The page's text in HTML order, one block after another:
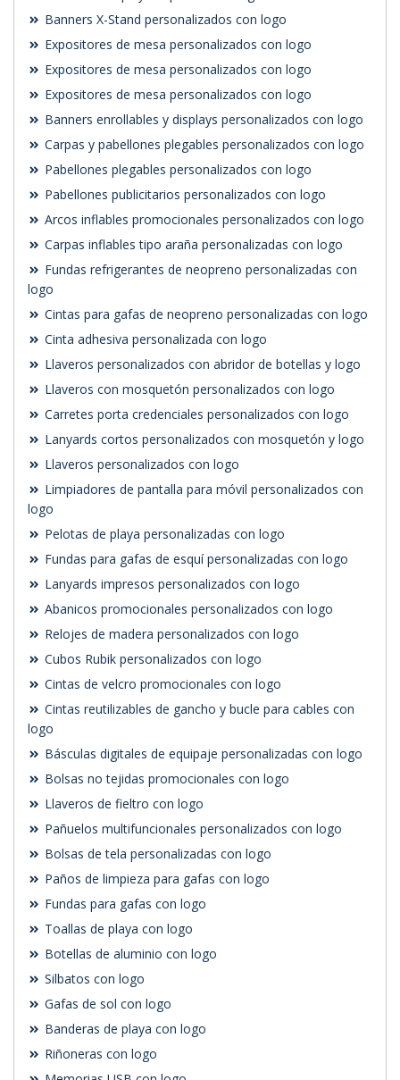
Banners X-Stand personalizados con logo
Expositores de mesa personalizados con logo
Expositores de mesa personalizados con logo
Expositores de mesa personalizados con logo
Banners enrollables y displays personalizados con logo
Carpas y pabellones plegables personalizados con logo
Pabellones plegables personalizados con logo
Pabellones publicitarios personalizados con logo
Arcos inflables promocionales personalizados con logo
Carpas inflables tipo araña personalizadas con logo
Fundas refrigerantes de neopreno personalizadas con
logo
Cintas para gafas de neopreno personalizadas con logo
Cinta adhesiva personalizada con logo
Llaveros personalizados con abridor de botellas y logo
Llaveros con mosquetón personalizados con logo
Carretes porta credenciales personalizados con logo
Lanyards cortos personalizados con mosquetón y logo
Llaveros personalizados con logo
Limpiadores de pantalla para móvil personalizados con
logo
Pelotas de playa personalizadas con logo
Fundas para gafas de esquí personalizadas con logo
Lanyards impresos personalizados con logo
Abanicos promocionales personalizados con logo
Relojes de madera personalizados con logo
Cubos Rubik personalizados con logo
Cintas de velcro promocionales con logo
Cintas reutilizables de gancho y bucle para cables con
logo
Básculas digitales de equipaje personalizadas con logo
Bolsas no tejidas promocionales con logo
Llaveros de fieltro con logo
Pañuelos multifuncionales personalizados con logo
Bolsas de tela personalizadas con logo
Paños de limpieza para gafas con logo
Fundas para gafas con logo
Toallas de playa con logo
Botellas de aluminio con logo
Silbatos con logo
Gafas de sol con logo
Banderas de playa con logo
Riñoneras con logo